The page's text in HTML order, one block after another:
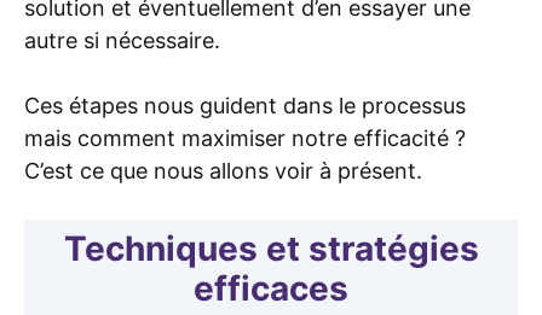
solution et éventuellement d’en essayer une
autre si nécessaire.
Ces étapes nous guident dans le processus
mais comment maximiser notre efficacité ?
C’est ce que nous allons voir à présent.
Techniques et stratégies
efficaces